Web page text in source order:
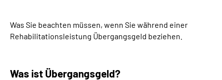
Beratung & Kontakt
Über uns & Presse
Was Sie beachten müssen, wenn Sie während einer
Rehabilitationsleistung Übergangsgeld beziehen.
Was ist Übergangsgeld?